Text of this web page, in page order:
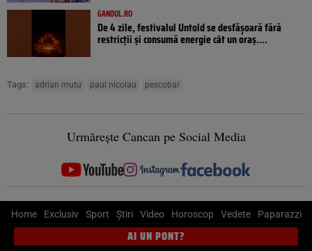
GANDUL.RO
De 4 zile, festivalul Untold se desfășoară fără
restricții și consumă energie cât un oraș....
Tags: adrian mutu paul nicolau pescobar
Urmărește Cancan pe Social Media
Home Exclusiv Sport Știri Video Horoscop Vedete Paparazzi
AI UN PONT?